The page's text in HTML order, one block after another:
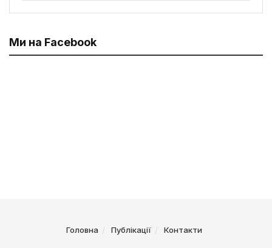
Ми на Facebook
Головна Публікації Контакти